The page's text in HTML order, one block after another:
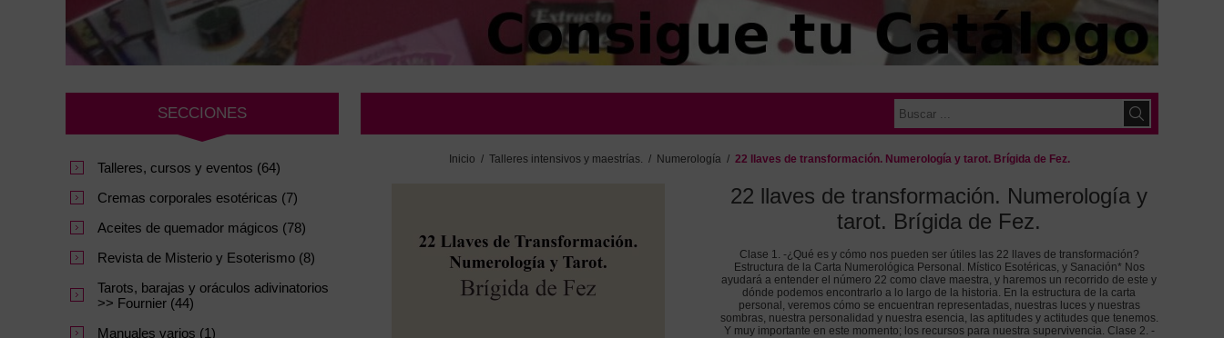
Inicio / Talleres intensivos y maestrías. / Numerología / 22 llaves de transformación. Numerología y tarot. Brígida de Fez.
22 llaves de transformación. Numerología y
tarot. Brígida de Fez.
Clase 1. -¿Qué es y cómo nos pueden ser útiles las 22 llaves de transformación?
Estructura de la Carta Numerológica Personal. Místico Esotéricas, y Sanación* Nos
ayudará a entender el número 22 como clave maestra, y haremos un recorrido de este y
dónde podemos encontrarlo a lo largo de la historia. En la estructura de la carta
personal, veremos cómo se encuentran representadas, nuestras luces y nuestras
sombras, nuestra personalidad y nuestra esencia, las aptitudes y actitudes que tenemos.
Y muy importante en este momento; los recursos para nuestra supervivencia. Clase 2. -
SECCIONES
Talleres, cursos y eventos (64)
Cremas corporales esotéricas (7)
Aceites de quemador mágicos (78)
Revista de Misterio y Esoterismo (8)
Tarots, barajas y oráculos adivinatorios
>> Fournier (44)
Manuales varios (1)